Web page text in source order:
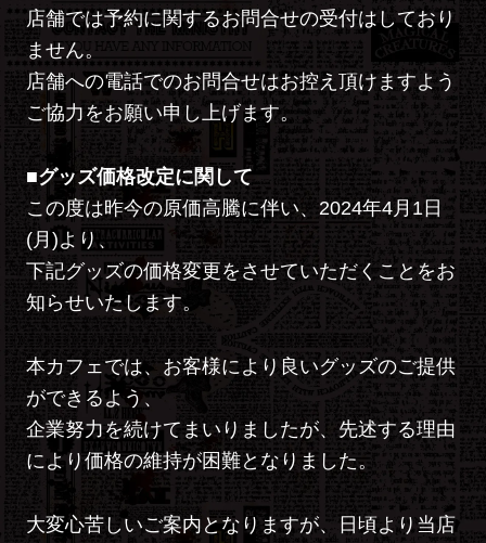
店舗では予約に関するお問合せの受付はしており
ません。
店舗への電話でのお問合せはお控え頂けますよう
ご協力をお願い申し上げます。
■グッズ価格改定に関して
この度は昨今の原価高騰に伴い、2024年4月1日
(月)より、
下記グッズの価格変更をさせていただくことをお
知らせいたします。
本カフェでは、お客様により良いグッズのご提供
ができるよう、
企業努力を続けてまいりましたが、先述する理由
により価格の維持が困難となりました。
大変心苦しいご案内となりますが、日頃より当店